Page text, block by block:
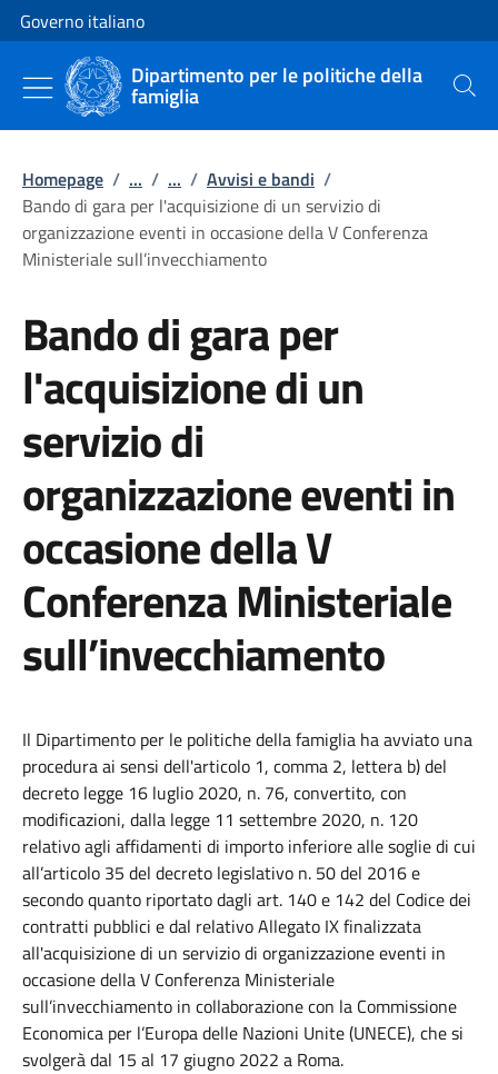
Vai al contenuto
Vai alla navigazione del sito
Governo italiano
Dipartimento per le politiche della
famiglia Cerca
Homepage / ... / ... / Avvisi e bandi /
Bando di gara per l'acquisizione di un servizio di
organizzazione eventi in occasione della V Conferenza
Ministeriale sull’invecchiamento
Bando di gara per
l'acquisizione di un
servizio di
organizzazione eventi in
occasione della V
Conferenza Ministeriale
sull’invecchiamento
Il Dipartimento per le politiche della famiglia ha avviato una
procedura ai sensi dell'articolo 1, comma 2, lettera b) del
decreto legge 16 luglio 2020, n. 76, convertito, con
modificazioni, dalla legge 11 settembre 2020, n. 120
relativo agli affidamenti di importo inferiore alle soglie di cui
all’articolo 35 del decreto legislativo n. 50 del 2016 e
secondo quanto riportato dagli art. 140 e 142 del Codice dei
contratti pubblici e dal relativo Allegato IX finalizzata
all'acquisizione di un servizio di organizzazione eventi in
occasione della V Conferenza Ministeriale
sull’invecchiamento in collaborazione con la Commissione
Economica per l’Europa delle Nazioni Unite (UNECE), che si
svolgerà dal 15 al 17 giugno 2022 a Roma.